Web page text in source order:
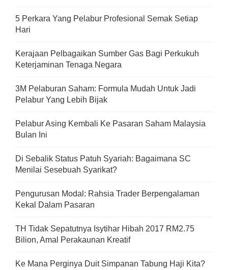
5 Perkara Yang Pelabur Profesional Semak Setiap
Hari
Kerajaan Pelbagaikan Sumber Gas Bagi Perkukuh
Keterjaminan Tenaga Negara
3M Pelaburan Saham: Formula Mudah Untuk Jadi
Pelabur Yang Lebih Bijak
Pelabur Asing Kembali Ke Pasaran Saham Malaysia
Bulan Ini
Di Sebalik Status Patuh Syariah: Bagaimana SC
Menilai Sesebuah Syarikat?
Pengurusan Modal: Rahsia Trader Berpengalaman
Kekal Dalam Pasaran
TH Tidak Sepatutnya Isytihar Hibah 2017 RM2.75
Bilion, Amal Perakaunan Kreatif
Ke Mana Perginya Duit Simpanan Tabung Haji Kita?